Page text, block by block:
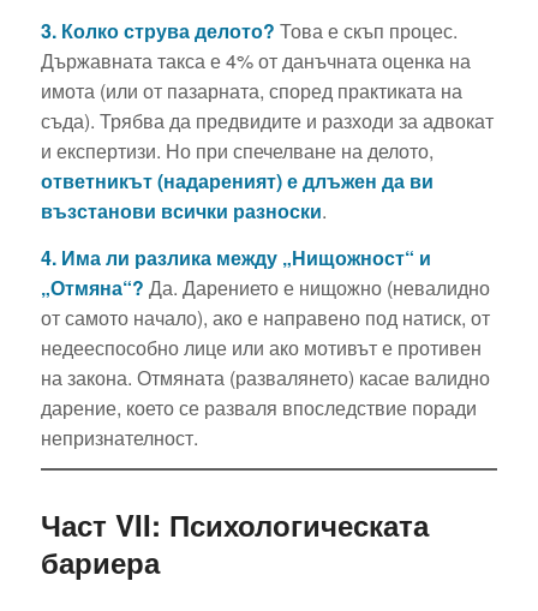
3. Колко струва делото? Това е скъп процес.
Държавната такса е 4% от данъчната оценка на
имота (или от пазарната, според практиката на
съда). Трябва да предвидите и разходи за адвокат
и експертизи. Но при спечелване на делото,
ответникът (надареният) е длъжен да ви
възстанови всички разноски.
4. Има ли разлика между „Нищожност“ и
„Отмяна“? Да. Дарението е нищожно (невалидно
от самото начало), ако е направено под натиск, от
недееспособно лице или ако мотивът е противен
на закона. Отмяната (развалянето) касае валидно
дарение, което се разваля впоследствие поради
непризнателност.
Част VII: Психологическата
бариера